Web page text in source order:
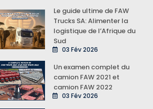
Le guide ultime de FAW
Trucks SA: Alimenter la
logistique de l’Afrique du
Sud
03 Fév 2026
Un examen complet du
camion FAW 2021 et
camion FAW 2022
03 Fév 2026